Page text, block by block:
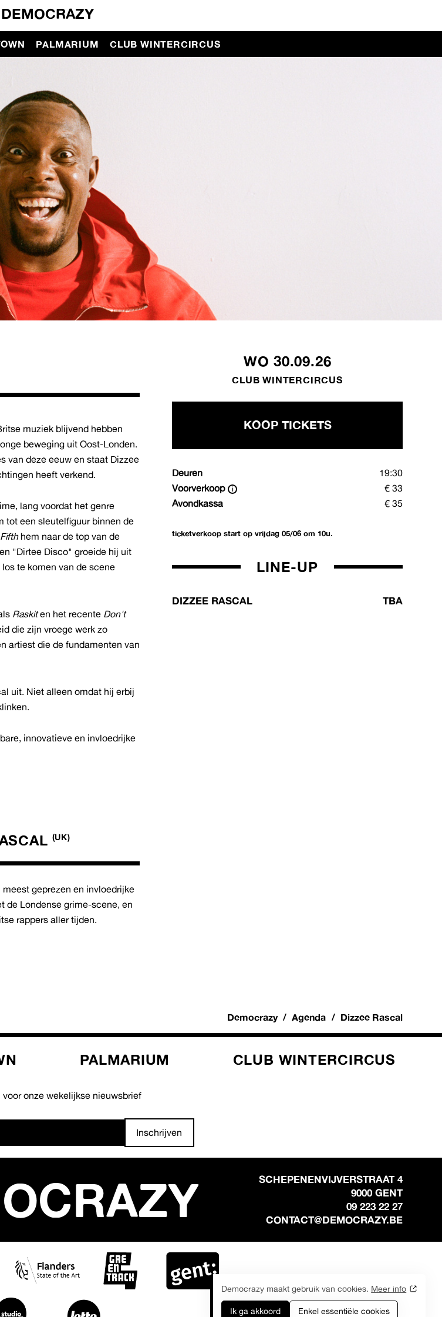
Democrazy maakt gebruik van cookies. Meer info
Ik ga akkoord Enkel essentiële cookies
DEMOCRAZY
PALMARIUM CLUB WINTERCIRCUS
muziek blijvend hebben
beweging uit Oost-Londen.
van deze eeuw en staat Dizzee
heeft verkend.
lang voordat het genre
tot een sleutelfiguur binnen de
hem naar de top van de
"Dirtee Disco" groeide hij uit
te komen van de scene
Raskiten het recente Don't
die zijn vroege werk zo
artiest die de fundamenten van
uit. Niet alleen omdat hij erbij
innovatieve en invloedrijke
(UK)
geprezen en invloedrijke
de Londense grime-scene, en
rappers aller tijden.
WO 30.09.26
CLUB WINTERCIRCUS
KOOP TICKETS
Deuren
19:30
Voorverkoop
€ 33
Avondkassa
€ 35
ticketverkoop start op vrijdag 05/06 om 10u.
LINE-UP
DIZZEE RASCAL TBA
Democrazy Agenda Dizzee Rascal
PALMARIUM CLUB WINTERCIRCUS
onze wekelijkse nieuwsbrief
Inschrijven
SCHEPENENVIJVERSTRAAT 4
9000 GENT
09 223 22 27
CONTACT@DEMOCRAZY.BE